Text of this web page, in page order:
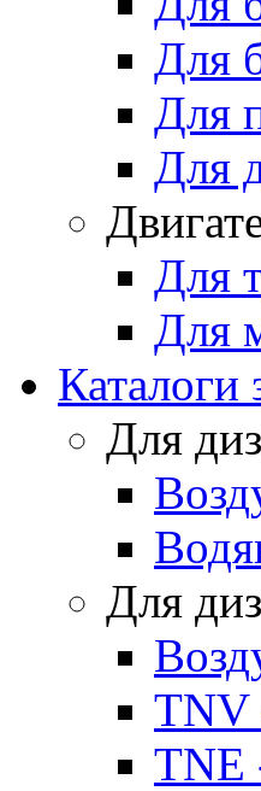
Для
Для
Для
Для
Для
Каталоги
Для
Для
TNV
TNE